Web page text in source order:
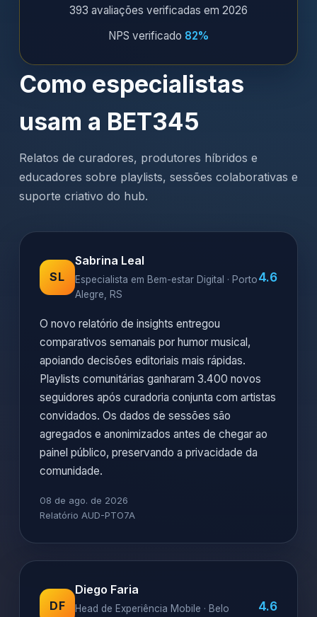
393 avaliações verificadas em 2026
NPS verificado 82%
Como especialistas
usam a BET345
Relatos de curadores, produtores híbridos e
educadores sobre playlists, sessões colaborativas e
suporte criativo do hub.
SL
Sabrina Leal
Especialista em Bem-estar Digital · Porto
Alegre, RS
4.6
O novo relatório de insights entregou
comparativos semanais por humor musical,
apoiando decisões editoriais mais rápidas.
Playlists comunitárias ganharam 3.400 novos
seguidores após curadoria conjunta com artistas
convidados. Os dados de sessões são
agregados e anonimizados antes de chegar ao
painel público, preservando a privacidade da
comunidade.
08 de ago. de 2026
Relatório AUD-PTO7A
DF
Diego Faria
Head de Experiência Mobile · Belo
4.6